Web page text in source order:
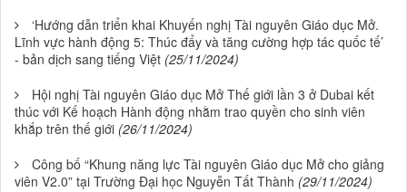
‘Hướng dẫn triển khai Khuyến nghị Tài nguyên Giáo dục Mở.
Lĩnh vực hành động 5: Thúc đẩy và tăng cường hợp tác quốc tế’
- bản dịch sang tiếng Việt (25/11/2024)
Hội nghị Tài nguyên Giáo dục Mở Thế giới lần 3 ở Dubai kết
thúc với Kế hoạch Hành động nhằm trao quyền cho sinh viên
khắp trên thế giới (26/11/2024)
Công bố “Khung năng lực Tài nguyên Giáo dục Mở cho giảng
viên V2.0” tại Trường Đại học Nguyễn Tất Thành (29/11/2024)